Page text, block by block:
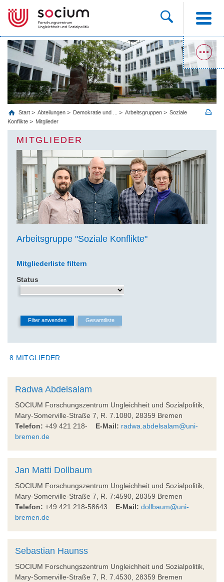
Start Abteilungen Demokratie und ... Arbeitsgruppen
Soziale
Konflikte
Mitglieder
MITGLIEDER
Arbeitsgruppe "Soziale Konflikte"
Mitgliederliste filtern
Status
8 MITGLIEDER
Radwa Abdelsalam
SOCIUM Forschungszentrum Ungleichheit und Sozialpolitik,
Mary-Somerville-Straße 7, R. 7.1080, 28359 Bremen
Telefon: +49 421 218- E-Mail: radwa.abdelsalam@uni-
bremen.de
Jan Matti Dollbaum
SOCIUM Forschungszentrum Ungleichheit und Sozialpolitik,
Mary-Somerville-Straße 7, R. 7:4590, 28359 Bremen
Telefon: +49 421 218-58643 E-Mail: dollbaum@uni-
bremen.de
Sebastian Haunss
SOCIUM Forschungszentrum Ungleichheit und Sozialpolitik,
Mary-Somerville-Straße 7, R. 7.4530, 28359 Bremen